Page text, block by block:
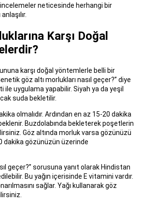
neticesinde herhangi bir
Karşı Doğal
karşı doğal yöntemlerle belli bir
göz altı morlukları nasıl geçer?” diye
ile uygulama yapabilir. Siyah ya da yeşil
suda bekletilir.
olmalıdır. Ardından en az 15-20 dakika
Buzdolabında bekleterek poşetlerin
Göz altında morluk varsa gözünüzü
dakika gözünüzün üzerinde
geçer?” sorusuna yanıt olarak Hindistan
Bu yağın içerisinde E vitamini vardır.
sağlar. Yağı kullanarak göz